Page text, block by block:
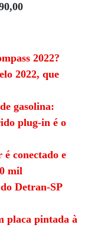
2022?
2022, que
gasolina:
plug-in é o
conectado e
mil
Detran-SP
placa pintada à